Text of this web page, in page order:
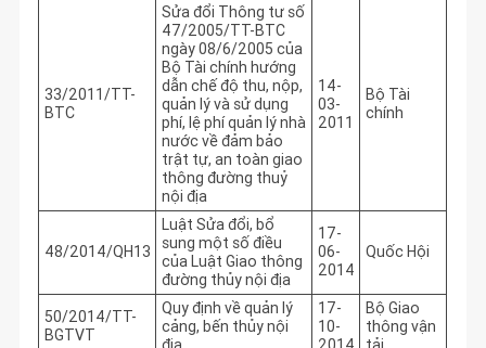
33/2011/TT-
BTC
Sửa đổi Thông tư số
47/2005/TT-BTC
ngày 08/6/2005 của
Bộ Tài chính hướng
dẫn chế độ thu, nộp,
quản lý và sử dụng
phí, lệ phí quản lý nhà
nước về đảm bảo
trật tự, an toàn giao
thông đường thuỷ
nội địa
14-
03-
2011
Bộ Tài
chính
48/2014/QH13
Luật Sửa đổi, bổ
sung một số điều
của Luật Giao thông
đường thủy nội địa
17-
06-
2014
Quốc Hội
50/2014/TT-
BGTVT
Quy định về quản lý
cảng, bến thủy nội
17-
10-
Bộ Giao
thông vận